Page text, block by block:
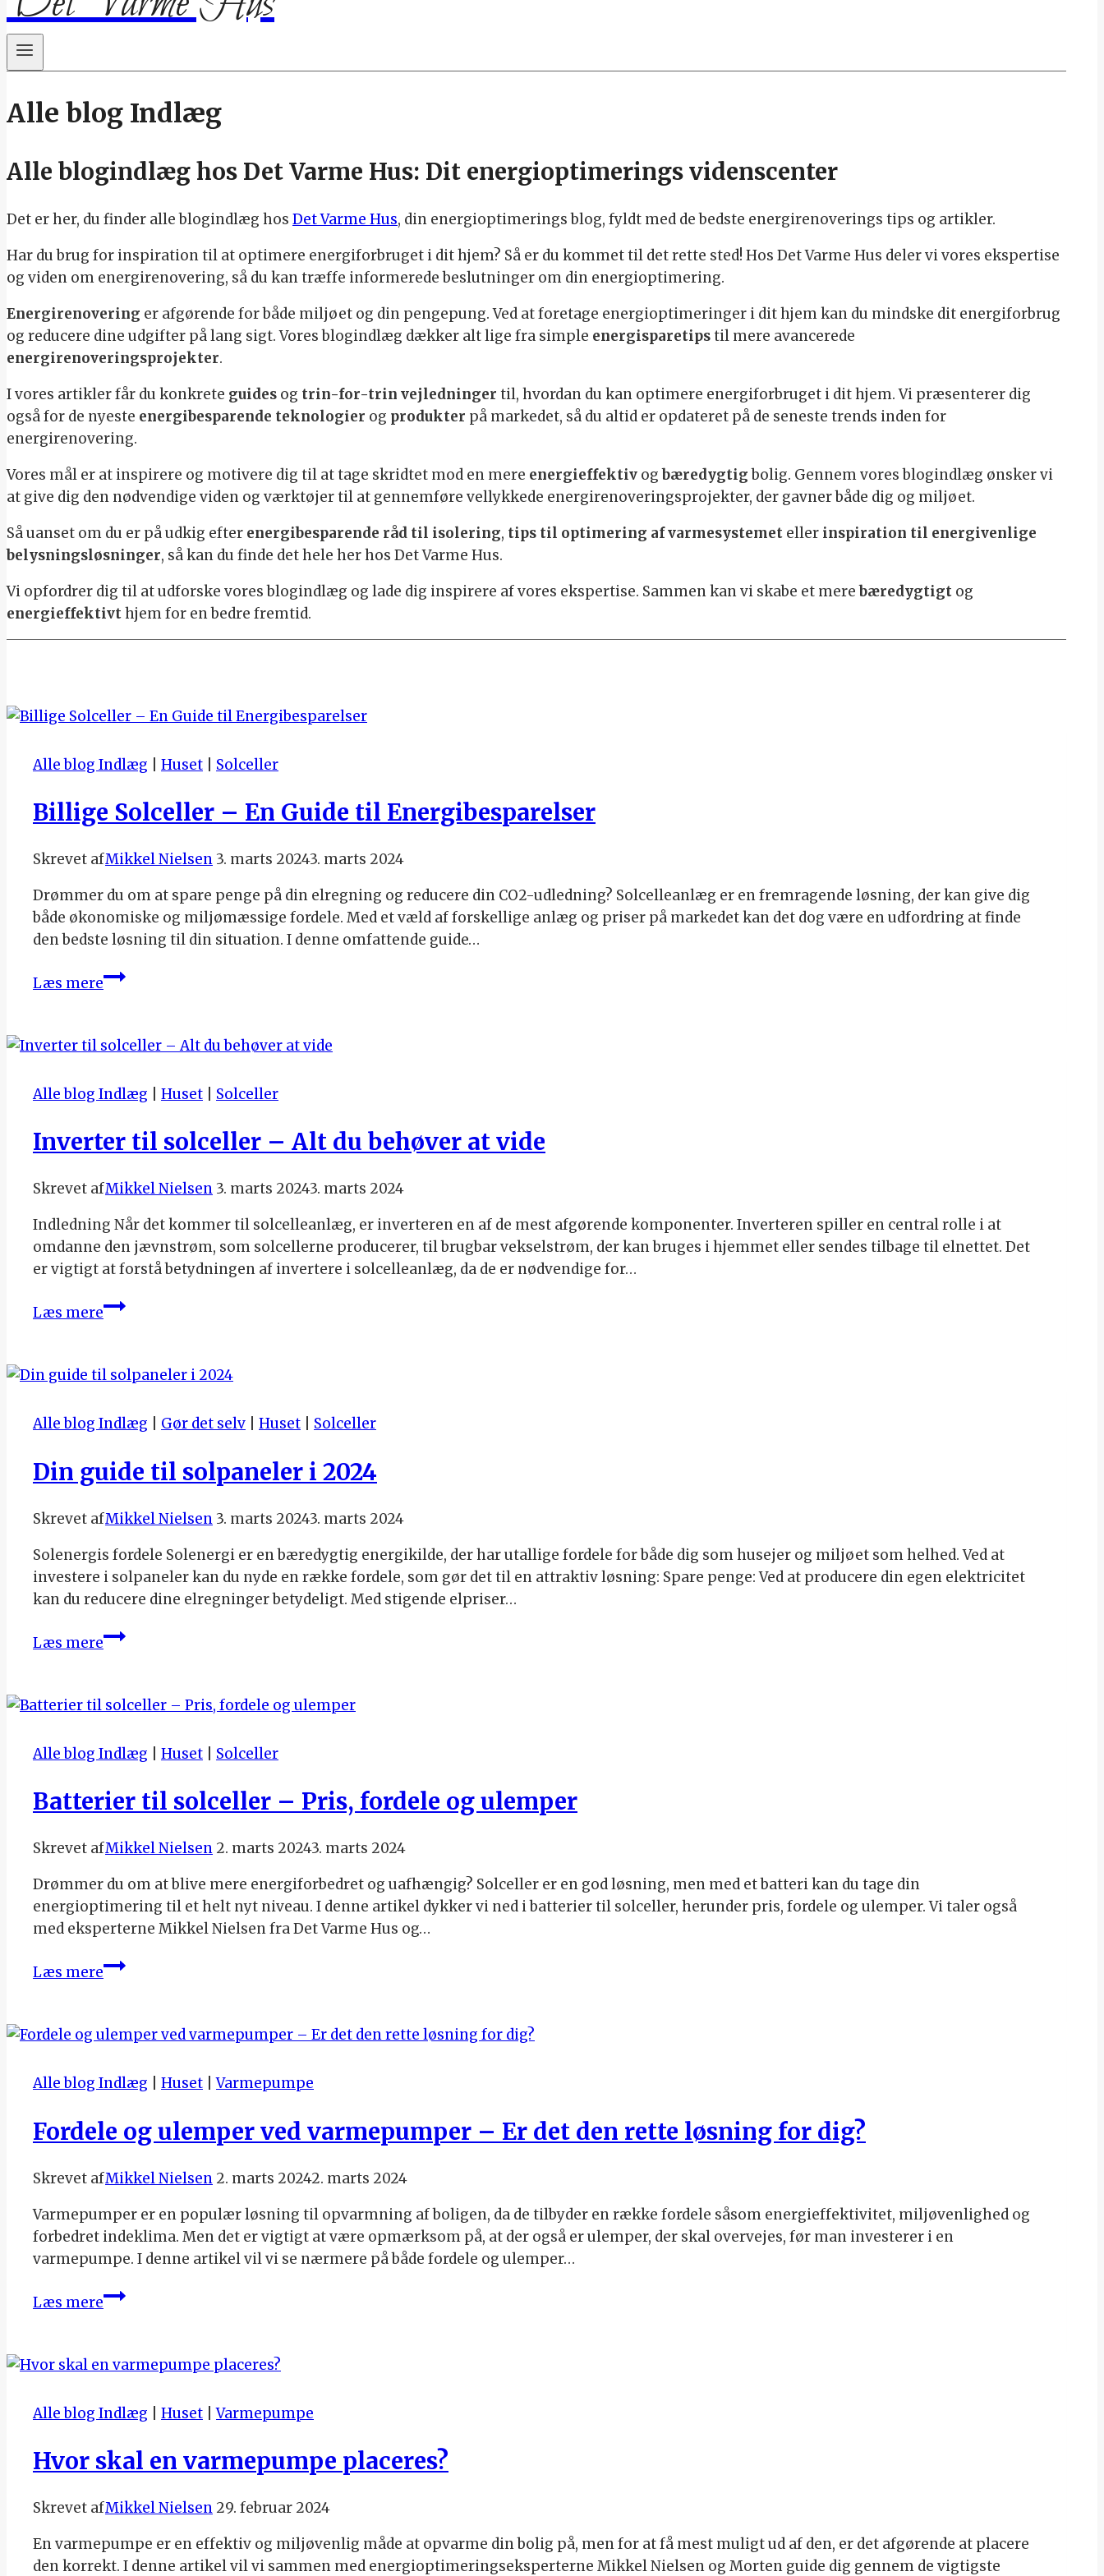
Alle blog Indlæg
Alle blogindlæg hos Det Varme Hus: Dit energioptimerings videnscenter
Det er her, du finder alle blogindlæg hos Det Varme Hus, din energioptimerings blog, fyldt med de bedste energirenoverings tips og artikler.
Har du brug for inspiration til at optimere energiforbruget i dit hjem? Så er du kommet til det rette sted! Hos Det Varme Hus deler vi vores ekspertise
og viden om energirenovering, så du kan træffe informerede beslutninger om din energioptimering.
Energirenovering er afgørende for både miljøet og din pengepung. Ved at foretage energioptimeringer i dit hjem kan du mindske dit energiforbrug
og reducere dine udgifter på lang sigt. Vores blogindlæg dækker alt lige fra simple energisparetipstil mere avancerede
energirenoveringsprojekter.
I vores artikler får du konkrete guides og trin-for-trin vejledninger til, hvordan du kan optimere energiforbruget i dit hjem. Vi præsenterer dig
også for de nyeste energibesparende teknologier og produkter på markedet, så du altid er opdateret på de seneste trends inden for
energirenovering.
Vores mål er at inspirere og motivere dig til at tage skridtet mod en mere energieffektiv ogbæredygtigbolig. Gennem vores blogindlæg ønsker vi
at give dig den nødvendige viden og værktøjer til at gennemføre vellykkede energirenoveringsprojekter, der gavner både dig og miljøet.
Så uanset om du er på udkig efter energibesparende råd til isolering, tips til optimering af varmesystemet eller inspiration til energivenlige
belysningsløsninger, så kan du finde det hele her hos Det Varme Hus.
Vi opfordrer dig til at udforske vores blogindlæg og lade dig inspirere af vores ekspertise. Sammen kan vi skabe et merebæredygtigt og
energieffektivthjem for en bedre fremtid.
Alle blog Indlæg Huset Solceller
Billige Solceller – En Guide til Energibesparelser
Skrevet afMikkel Nielsen 3. marts 20243. marts 2024
Drømmer du om at spare penge på din elregning og reducere din CO2-udledning? Solcelleanlæg er en fremragende løsning, der kan give dig
både økonomiske og miljømæssige fordele. Med et væld af forskellige anlæg og priser på markedet kan det dog være en udfordring at finde
den bedste løsning til din situation. I denne omfattende guide…
Læs mereBillige
En
til
Energibesparelser
Alle blog Indlæg Huset Solceller
Inverter til solceller – Alt du behøver at vide
Skrevet afMikkel Nielsen 3. marts 20243. marts 2024
Indledning Når det kommer til solcelleanlæg, er inverteren en af de mest afgørende komponenter. Inverteren spiller en central rolle i at
omdanne den jævnstrøm, som solcellerne producerer, til brugbar vekselstrøm, der kan bruges i hjemmet eller sendes tilbage til elnettet. Det
er vigtigt at forstå betydningen af invertere i solcelleanlæg, da de er nødvendige for…
Læs mereInverter
–
du
behøver
at
vide
Alle blog Indlæg Gør det selv Huset Solceller
Din guide til solpaneler i 2024
Skrevet afMikkel Nielsen 3. marts 20243. marts 2024
Solenergis fordele Solenergi er en bæredygtig energikilde, der har utallige fordele for både dig som husejer og miljøet som helhed. Ved at
investere i solpaneler kan du nyde en række fordele, som gør det til en attraktiv løsning: Spare penge: Ved at producere din egen elektricitet
kan du reducere dine elregninger betydeligt. Med stigende elpriser…
Læs mereDin
solpaneler
2024
Alle blog Indlæg Huset Solceller
Batterier til solceller – Pris, fordele og ulemper
Skrevet afMikkel Nielsen 2. marts 20243. marts 2024
Drømmer du om at blive mere energiforbedret og uafhængig? Solceller er en god løsning, men med et batteri kan du tage din
energioptimering til et helt nyt niveau. I denne artikel dykker vi ned i batterier til solceller, herunder pris, fordele og ulemper. Vi taler også
med eksperterne Mikkel Nielsen fra Det Varme Hus og…
Læs mereBatterier
–
fordele
ulemper
Alle blog Indlæg Huset |Varmepumpe
Fordele og ulemper ved varmepumper – Er det den rette løsning for dig?
Skrevet afMikkel Nielsen 2. marts 20242. marts 2024
Varmepumper er en populær løsning til opvarmning af boligen, da de tilbyder en række fordele såsom energieffektivitet, miljøvenlighed og
forbedret indeklima. Men det er vigtigt at være opmærksom på, at der også er ulemper, der skal overvejes, før man investerer i en
varmepumpe. I denne artikel vil vi se nærmere på både fordele og ulemper…
Læs mereFordele
ved
–
det
den
løsning
for
dig?
Alle blog Indlæg Huset |Varmepumpe
Hvor skal en varmepumpe placeres?
Skrevet afMikkel Nielsen 29. februar 2024
En varmepumpe er en effektiv og miljøvenlig måde at opvarme din bolig på, men for at få mest muligt ud af den, er det afgørende at placere
den korrekt. I denne artikel vil vi sammen med energioptimeringseksperterne Mikkel Nielsen og Morten guide dig gennem de vigtigste